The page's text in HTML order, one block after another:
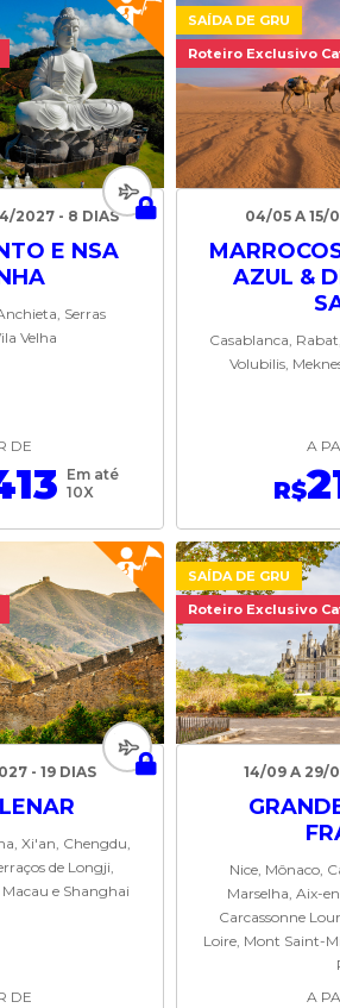
2027 - 8 DIAS
E NSA
Serras
Velha
DE
Em até
10X
SAÍDA DE GRU
Roteiro Exclusivo
04/05 A 15/
AZUL &
Casablanca,
Volubilis,
A
R$
- 19 DIAS
Xi'an, Chengdu,
de Longji,
e Shanghai
DE
SAÍDA DE GRU
Roteiro Exclusivo
14/09 A 29/
Nice, Mônaco,
Marselha, Aix-
Carcassonne
Loire, Mont Saint-
A